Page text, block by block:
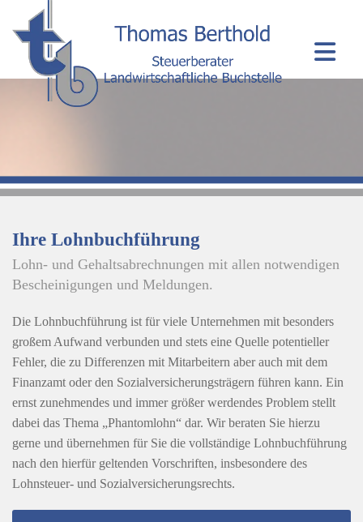
Ihre Lohnbuchführung
Lohn- und Gehaltsabrechnungen mit allen notwendigen
Bescheinigungen und Meldungen.
Die Lohnbuchführung ist für viele Unternehmen mit besonders
großem Aufwand verbunden und stets eine Quelle potentieller
Fehler, die zu Differenzen mit Mitarbeitern aber auch mit dem
Finanzamt oder den Sozialversicherungsträgern führen kann. Ein
ernst zunehmendes und immer größer werdendes Problem stellt
dabei das Thema „Phantomlohn“ dar. Wir beraten Sie hierzu
gerne und übernehmen für Sie die vollständige Lohnbuchführung
nach den hierfür geltenden Vorschriften, insbesondere des
Lohnsteuer- und Sozialversicherungsrechts.